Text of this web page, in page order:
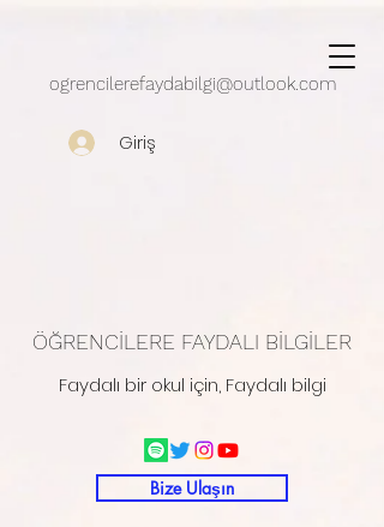
ogrencilerefaydabilgi@outlook.com
Giriş
ÖĞRENCİLERE FAYDALI BİLGİLER
Faydalı bir okul için, Faydalı bilgi
Bize Ulaşın